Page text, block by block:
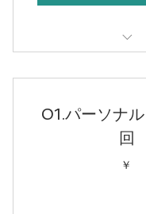
「サーキット」グル
グ
01.パーソナ
回
￥